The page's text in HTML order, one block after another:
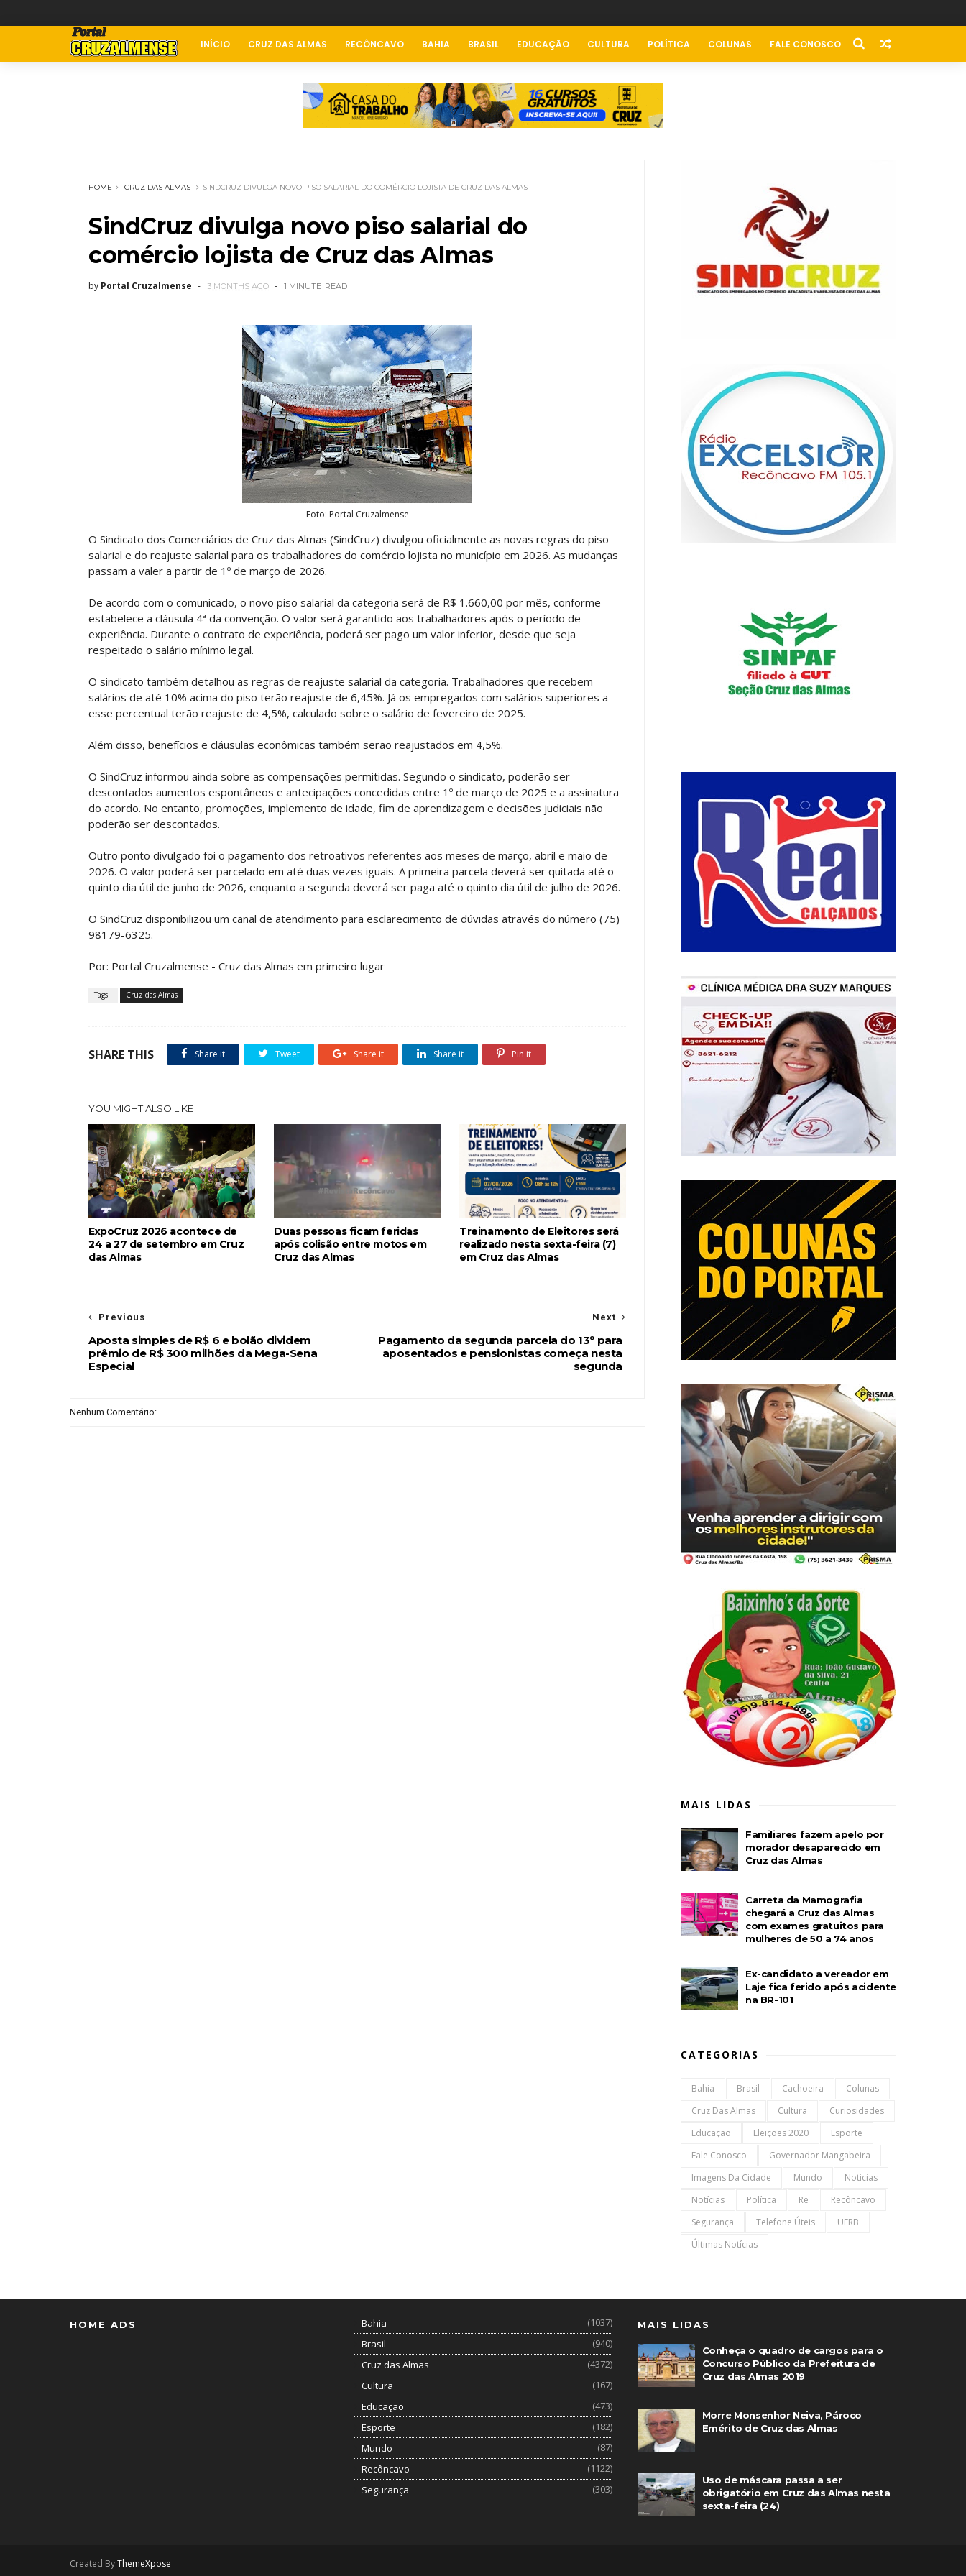
INÍCIO CRUZ DAS ALMAS RECÔNCAVO BAHIA BRASIL EDUCAÇÃO CULTURA POLÍTICA COLUNAS FALE CONOSCO
HOME CRUZ DAS ALMAS SINDCRUZ DIVULGA NOVO PISO SALARIAL DO COMÉRCIO LOJISTA DE CRUZ DAS ALMAS
SindCruz divulga novo piso salarial do
comércio lojista de Cruz das Almas
by Portal Cruzalmense 3 MONTHS AGO 1 MINUTE READ
Foto: Portal Cruzalmense
O Sindicato dos Comerciários de Cruz das Almas (SindCruz) divulgou oficialmente as novas regras do piso
salarial e do reajuste salarial para os trabalhadores do comércio lojista no município em 2026. As mudanças
passam a valer a partir de 1º de março de 2026.
De acordo com o comunicado, o novo piso salarial da categoria será de R$ 1.660,00 por mês, conforme
estabelece a cláusula 4ª da convenção. O valor será garantido aos trabalhadores após o período de
experiência. Durante o contrato de experiência, poderá ser pago um valor inferior, desde que seja
respeitado o salário mínimo legal.
O sindicato também detalhou as regras de reajuste salarial da categoria. Trabalhadores que recebem
salários de até 10% acima do piso terão reajuste de 6,45%. Já os empregados com salários superiores a
esse percentual terão reajuste de 4,5%, calculado sobre o salário de fevereiro de 2025.
Além disso, benefícios e cláusulas econômicas também serão reajustados em 4,5%.
O SindCruz informou ainda sobre as compensações permitidas. Segundo o sindicato, poderão ser
descontados aumentos espontâneos e antecipações concedidas entre 1º de março de 2025 e a assinatura
do acordo. No entanto, promoções, implemento de idade, fim de aprendizagem e decisões judiciais não
poderão ser descontados.
Outro ponto divulgado foi o pagamento dos retroativos referentes aos meses de março, abril e maio de
2026. O valor poderá ser parcelado em até duas vezes iguais. A primeira parcela deverá ser quitada até o
quinto dia útil de junho de 2026, enquanto a segunda deverá ser paga até o quinto dia útil de julho de 2026.
O SindCruz disponibilizou um canal de atendimento para esclarecimento de dúvidas através do número (75)
98179-6325.
Por: Portal Cruzalmense - Cruz das Almas em primeiro lugar
Tags : Cruz das Almas
SHARE THIS Share it Tweet Share it Share it Pin it
YOU MIGHT ALSO LIKE
ExpoCruz 2026 acontece de
24 a 27 de setembro em Cruz
das Almas
Duas pessoas ficam feridas
após colisão entre motos em
Cruz das Almas
Treinamento de Eleitores será
realizado nesta sexta-feira (7)
em Cruz das Almas
Next
Pagamento da segunda parcela do 13º para
aposentados e pensionistas começa nesta
segunda
Previous
Aposta simples de R$ 6 e bolão dividem
prêmio de R$ 300 milhões da Mega-Sena
Especial
Nenhum Comentário:
MAIS LIDAS
Familiares fazem apelo por
morador desaparecido em
Cruz das Almas
Carreta da Mamografia
chegará a Cruz das Almas
com exames gratuitos para
mulheres de 50 a 74 anos
Ex-candidato a vereador em
Laje fica ferido após acidente
na BR-101
CATEGORIAS
Bahia Brasil Cachoeira
Colunas
Cruz Das Almas
Cultura
Curiosidades
Educação
Eleições 2020
Esporte
Fale Conosco
Governador Mangabeira
Imagens Da Cidade
Mundo
Noticias
Notícias
Política Re
Recôncavo
Segurança
Telefone Úteis
UFRB
Últimas Notícias
HOME ADS Bahia
(1037)
Brasil
(940)
Cruz das Almas
(4372)
Cultura
(167)
Educação
(473)
Esporte
(182)
Mundo
(87)
Recôncavo
(1122)
Segurança
(303)
MAIS LIDAS
Conheça o quadro de cargos para o
Concurso Público da Prefeitura de
Cruz das Almas 2019
Morre Monsenhor Neiva, Pároco
Emérito de Cruz das Almas
Uso de máscara passa a ser
obrigatório em Cruz das Almas nesta
sexta-feira (24)
Created ByThemeXpose